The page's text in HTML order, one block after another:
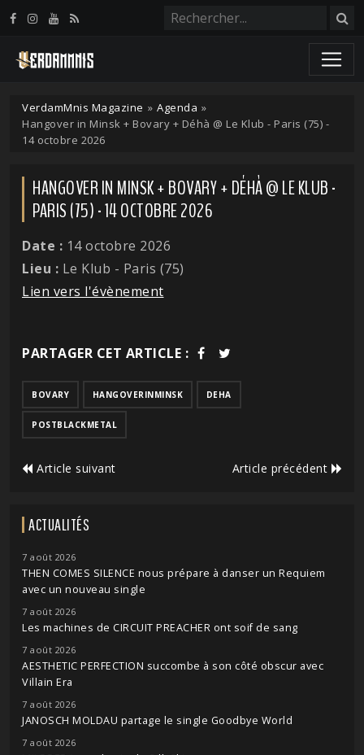
VerdamMnis Magazine » Agenda »
Hangover in Minsk + Bovary + Déhà @ Le Klub - Paris (75) -
14 octobre 2026
HANGOVER IN MINSK + BOVARY + DÉHÀ @ LE KLUB -
PARIS (75) - 14 OCTOBRE 2026
Date : 14 octobre 2026
Lieu : Le Klub - Paris (75)
Lien vers l'évènement
PARTAGER CET ARTICLE :
BOVARY HANGOVERINMINSK DEHA
POSTBLACKMETAL
Article suivant Article précédent
ACTUALITÉS
7 août 2026
THEN COMES SILENCE nous prépare à danser un Requiem
avec un nouveau single
7 août 2026
Les machines de CIRCUIT PREACHER ont soif de sang
7 août 2026
AESTHETIC PERFECTION succombe à son côté obscur avec
Villain Era
7 août 2026
JANOSCH MOLDAU partage le single Goodbye World
7 août 2026
Panneau de gestion des cookies